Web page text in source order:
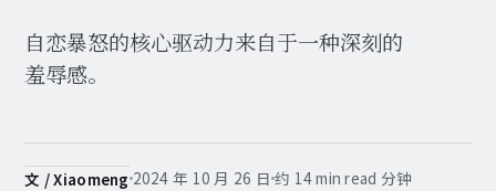
自恋暴怒的核心驱动力来自于一种深刻的
羞辱感。
文 / Xiaomeng 2024 年 10 月 26 日 约 14 min read 分钟